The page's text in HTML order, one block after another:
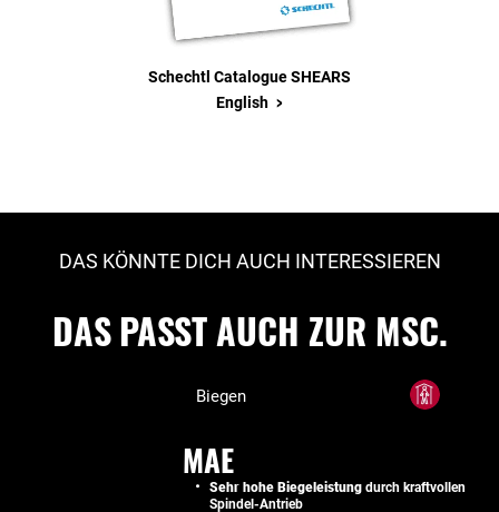
Schechtl Catalogue SHEARS
English >
DAS KÖNNTE DICH AUCH INTERESSIEREN
DAS PASST AUCH ZUR MSC.
Biegen
MAE
Sehr hohe Biegeleistung durch kraftvollen
Spindel-Antrieb